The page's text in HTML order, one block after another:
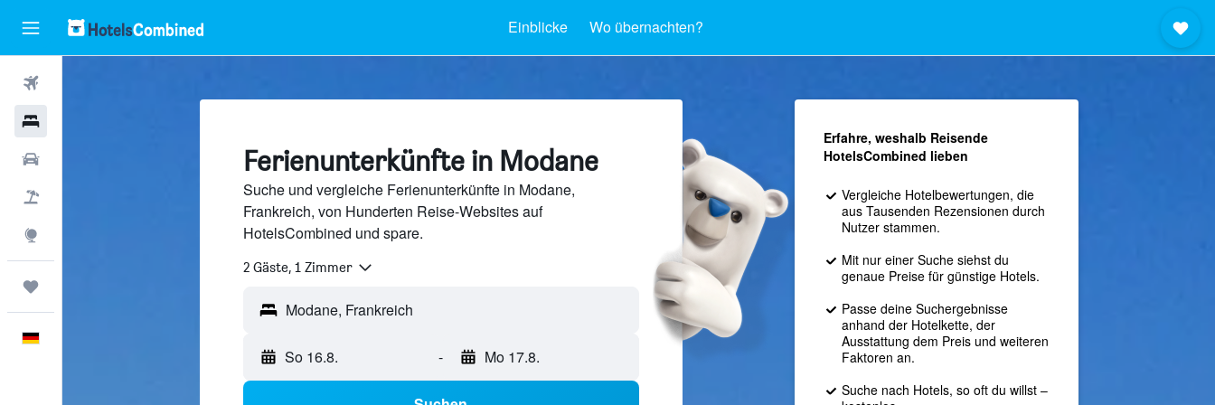
Einblicke Wo übernachten?
Ferienunterkünfte in Modane
Suche und vergleiche Ferienunterkünfte in Modane,
Frankreich, von Hunderten Reise-Websites auf
HotelsCombined und spare.
2 Gäste, 1 Zimmer
So 16.8. - Mo 17.8.
Erfahre, weshalb Reisende
HotelsCombined lieben
Vergleiche Hotelbewertungen, die
aus Tausenden Rezensionen durch
Nutzer stammen.
Mit nur einer Suche siehst du
genaue Preise für günstige Hotels.
Passe deine Suchergebnisse
anhand der Hotelkette, der
Ausstattung dem Preis und weiteren
Faktoren an.
Suche nach Hotels, so oft du willst –